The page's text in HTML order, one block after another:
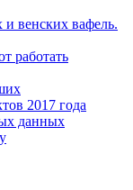
венских вафель.
работать
2017 года
данных